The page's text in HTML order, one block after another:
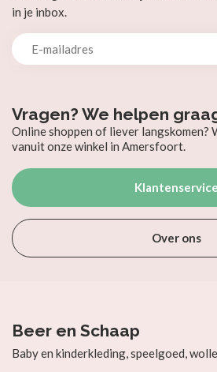
Vragen? We helpen
Online shoppen of liever langskomen?
vanuit onze winkel in Amersfoort.
Klantenservice
Over ons
in je inbox.
Beer en Schaap
Baby en kinderkleding, speelgoed,